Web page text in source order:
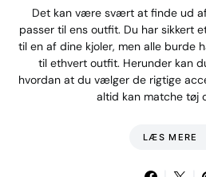
Det kan være svært at finde ud
passer til ens outfit. Du har sikkert
til en af dine kjoler, men alle burde
til ethvert outfit. Herunder kan
hvordan at du vælger de rigtige
altid kan matche tøj
LÆS MERE